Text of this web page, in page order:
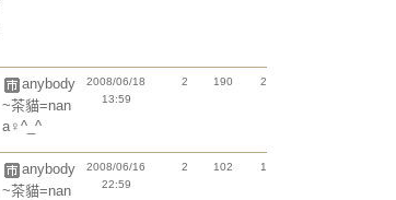
anybody
~茶貓=nan
a♀^_^
2008/06/18
13:59
2 190 2
anybody
~茶貓=nan
2008/06/16
22:59
2 102 1